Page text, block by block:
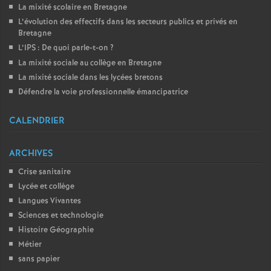
La mixité scolaire en Bretagne
L’évolution des effectifs dans les secteurs publics et privés en
Bretagne
L’IPS : De quoi parle-t-on ?
La mixité sociale au collège en Bretagne
La mixité sociale dans les lycées bretons
Défendre la voie professionnelle émancipatrice
CALENDRIER
ARCHIVES
Crise sanitaire
Lycée et collège
Langues Vivantes
Sciences et technologie
Histoire Géographie
Métier
sans papier